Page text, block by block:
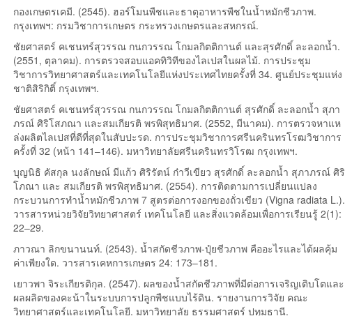
กองเกษตรเคมี. (2545). ฮอร์โมนพืชและธาตุอาหารพืชในน้ำหมักชีวภาพ.
กรุงเทพฯ: กรมวิชาการเกษตร กระทรวงเกษตรและสหกรณ์.
ชัยศาสตร์ คเชนทร์สุวรรณ กนกวรรณ โกมลกิตติกานต์ และสุรศักดิ์ ละลอกน้ำ.
(2551, ตุลาคม). การตรวจสอบแอคทิวิทีของไลเปสในผลไม้. การประชุม
วิชาการวิทยาศาสตร์และเทคโนโลยีแห่งประเทศไทยครั้งที่ 34. ศูนย์ประชุมแห่ง
ชาติสิริกิติ์ กรุงเทพฯ.
ชัยศาสตร์ คเชนทร์สุวรรณ กนกวรรณ โกมลกิตติกานต์ สุรศักดิ์ ละลอกน้ำ สุภา
ภรณ์ ศิริโสภณา และสมเกียรติ พรพิสุทธิมาศ. (2552, มีนาคม). การตรวจหาแห
ล่งผลิตไลเปสที่ดีที่สุดในสับปะรด. การประชุมวิชาการศรีนครินทรโรฒวิชาการ
ครั้งที่ 32 (หน้า 141–146). มหาวิทยาลัยศรีนครินทรวิโรฒ กรุงเทพฯ.
บุญนิธิ คัสกุล นงลักษณ์ มีแก้ว ศิริรัตน์ ก๋าวีเขียว สุรศักดิ์ ละลอกน้ำ สุภาภรณ์ ศิริ
โภณา และ สมเกียรติ พรพิสุทธิมาศ. (2554). การติดตามการเปลี่ยนแปลง
กระบวนการทำน้ำหมักชีวภาพ 7 สูตรต่อการงอกของถั่วเขียว (Vigna radiata L.).
วารสารหน่วยวิจัยวิทยาศาสตร์ เทคโนโลยี และสิ่งแวดล้อมเพื่อการเรียนรู้ 2(1):
22–29.
ภาวณา ลิกขนานนท์. (2543). น้ำสกัดชีวภาพ-ปุ๋ยชีวภาพ คืออะไรและได้ผลคุ้ม
ค่าเพียงใด. วารสารเคหการเกษตร 24: 173–181.
เยาวพา จิระเกียรติกุล. (2547). ผลของน้ำสกัดชีวภาพที่มีต่อการเจริญเติบโตและ
ผลผลิตของคะน้าในระบบการปลูกพืชแบบไร้ดิน. รายงานการวิจัย คณะ
วิทยาศาสตร์และเทคโนโลยี. มหาวิทยาลัย ธรรมศาสตร์ ปทุมธานี.